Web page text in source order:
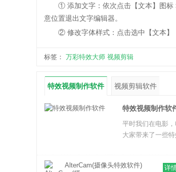
① 添加文字：依次点击【文本】图标
意位置退出文字编辑器。
② 修改字体样式：点击选中【文本】，
标签： 万彩特效大师 视频剪辑
特效视频制作软件 视频剪辑软件
特效视频制作软
平时我们在电影
大家带来了一些
AlterCam(摄像头特效软件)
详